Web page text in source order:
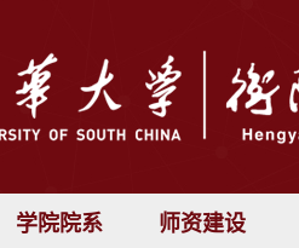
学院院系 师资建设